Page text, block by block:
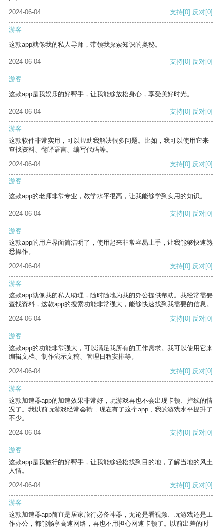
2024-06-04
支持[0] 反对[0]
游客
这款app就像我的私人导师，带领我探索知识的奥秘。
2024-06-04 支持[0] 反对[0]
游客
这款app是我娱乐的好帮手，让我能够放松身心，享受美好时光。
2024-06-04 支持[0] 反对[0]
游客
这款软件非常实用，可以帮助我解决很多问题。比如，我可以使用它来
查找资料、翻译语言、编写代码等。
2024-06-04
支持[0] 反对[0]
游客
这款app的老师非常专业，教学水平很高，让我能够学到实用的知识。
2024-06-04 支持[0] 反对[0]
游客
这款app的用户界面简洁明了，使用起来非常容易上手，让我能够快速熟
悉操作。
2024-06-04
支持[0] 反对[0]
游客
这款app就像我的私人助理，随时随地为我的办公提供帮助。我经常需要
查找资料，这款app的搜索功能非常强大，能够快速找到我需要的信息。
2024-06-04
支持[0] 反对[0]
游客
这款app的功能非常强大，可以满足我所有的工作需求。我可以使用它来
编辑文档、制作演示文稿、管理日程安排等。
2024-06-04
支持[0] 反对[0]
游客
这款加速器app的加速效果非常好，玩游戏再也不会出现卡顿、掉线的情
况了。我以前玩游戏经常会输，现在有了这个app，我的游戏水平提升了
不少。
2024-06-04
支持[0] 反对[0]
游客
这款app是我旅行的好帮手，让我能够轻松找到目的地，了解当地的风土
人情。
2024-06-04
支持[0] 反对[0]
游客
这款加速器app简直是居家旅行必备神器，无论是看视频、玩游戏还是工
作办公，都能畅享高速网络，再也不用担心网速卡顿了。以前出差的时